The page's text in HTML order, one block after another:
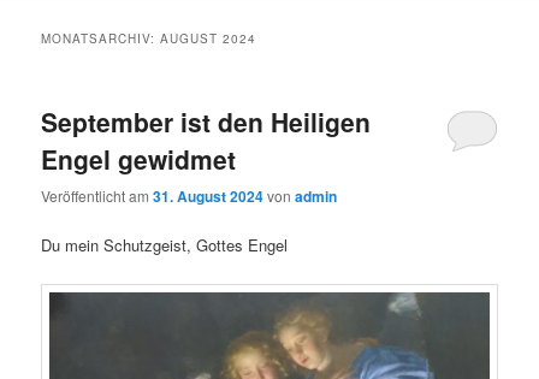
MONATSARCHIV:AUGUST 2024
September ist den Heiligen
Engel gewidmet
Veröffentlicht am31. August 2024vonadmin
Du mein Schutzgeist, Gottes Engel